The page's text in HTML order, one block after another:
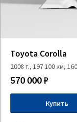
Toyota Corolla
2008 г., 197 100 км,
570 000 ₽
Купить